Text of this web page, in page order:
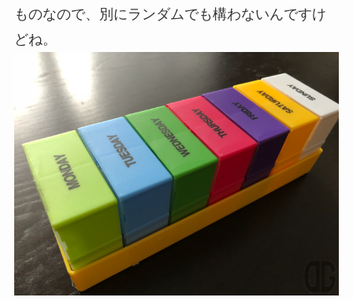
ものなので、別にランダムでも構わないんですけ
どね。